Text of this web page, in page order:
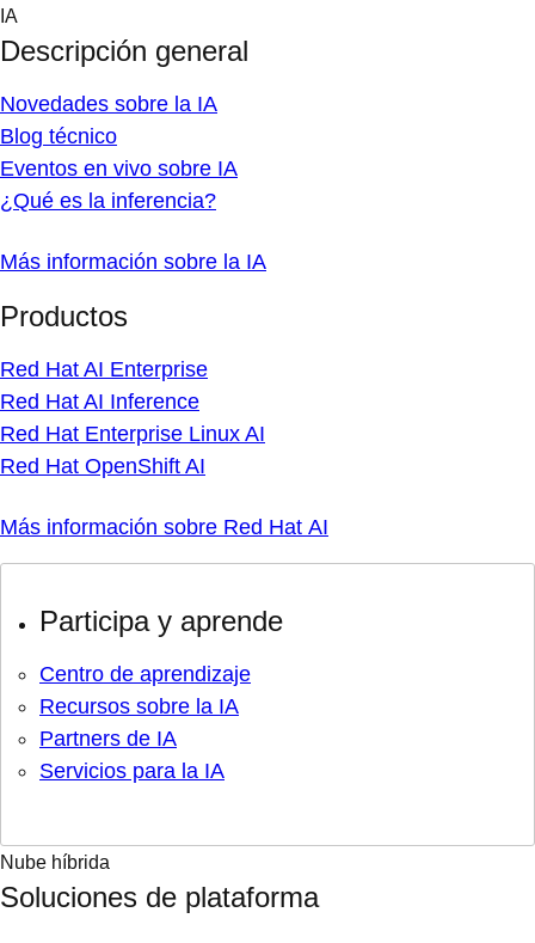
Skip
content
IA
Descripción general
Novedades sobre la IA
Blog técnico
Eventos en vivo sobre IA
¿Qué es la inferencia?
Más información sobre la IA
Productos
Red Hat AI Enterprise
Red Hat AI Inference
Red Hat Enterprise Linux AI
Red Hat OpenShift AI
Más información sobre Red Hat AI
Participa y aprende
Centro de aprendizaje
Recursos sobre la IA
Partners de IA
Servicios para la IA
Nube híbrida
Soluciones de plataforma